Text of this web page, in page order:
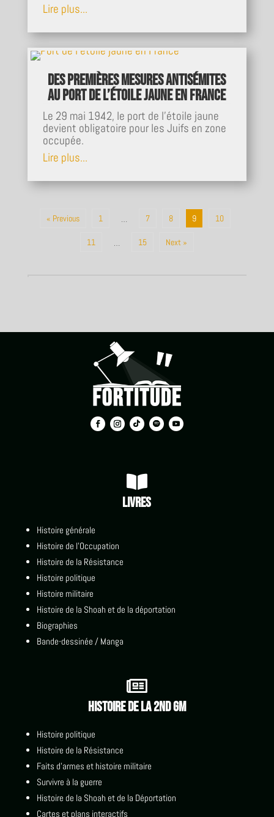
Lire plus...
Des premières mesures antisémites
au port de l’étoile jaune en France
Le 29 mai 1942, le port de l’étoile jaune
devient obligatoire pour les Juifs en zone
occupée.
Lire plus...
« Previous 1 7 8 9 10
11 15 Next »

Livres
Histoire générale
Histoire de l'Occupation
Histoire de la Résistance
Histoire politique
Histoire militaire
Histoire de la Shoah et de la déportation
Biographies
Bande-dessinée / Manga

Histoire de la 2nd GM
Histoire politique
Histoire de la Résistance
Faits d'armes et histoire militaire
Survivre à la guerre
Histoire de la Shoah et de la Déportation
Cartes et plans interactifs